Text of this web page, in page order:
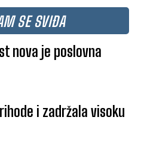
SE SVIĐA
nova je poslovna
i zadržala visoku